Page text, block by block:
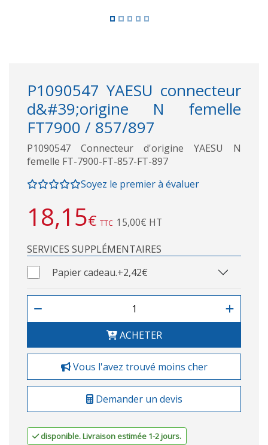
P1090547 YAESU connecteur
d&#39;origine N femelle
FT7900 / 857/897
P1090547 Connecteur d'origine YAESU N
femelle FT-7900-FT-857-FT-897
Soyez le premier à évaluer
18,15€ TTC 15,00€ HT
SERVICES SUPPLÉMENTAIRES
Papier cadeau.+2,42€
ACHETER
Vous l'avez trouvé moins cher
Demander un devis
disponible. Livraison estimée 1-2 jours.